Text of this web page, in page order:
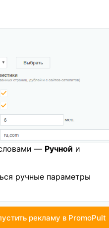
— Ручной и
ручные параметры
рекламу в PromoPult